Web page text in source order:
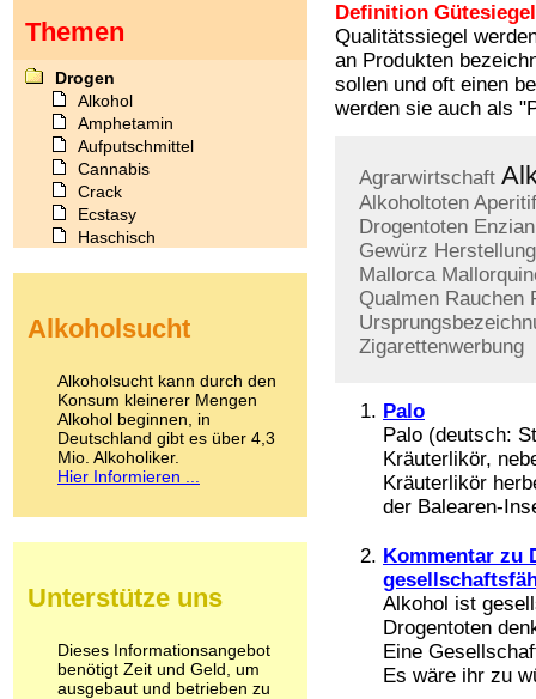
Definition
Qualitätssiegel
an Produkten
sollen und oft einen
werden sie auch als
Agrarwirtschaft
Alkoholtoten Aperitif
Drogentoten Enzian
Gewürz
Mallorca
Qualmen Rauchen
Zigarettenwerbung
Palo
Palo (deutsch:
Kräuterlikör,
Kräuterlikör
der Balearen-
Kommentar zu
Alkohol ist
Drogentoten
Eine
Es wäre ihr zu
Themen
Drogen
Alkohol
Amphetamin
Aufputschmittel
Cannabis
Crack
Ecstasy
Haschisch
Kokain
LSD
Marihuana
Medikamente
Meskalin
Metamphetamin
Methadon
Pilze
Psychopharmaka
Schlafmittel
Schmerzmittel
Alkoholsucht
Alkoholsucht kann durch den
Konsum kleinerer Mengen
Alkohol beginnen, in
Deutschland gibt es über 4,3
Mio. Alkoholiker.
Hier Informieren ...
Unterstütze uns
Dieses Informationsangebot
benötigt Zeit und Geld, um
ausgebaut und betrieben zu